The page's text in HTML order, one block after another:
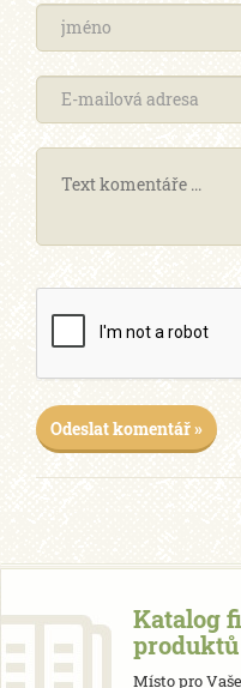
Odeslat komentář »
Katalog
Místo pro